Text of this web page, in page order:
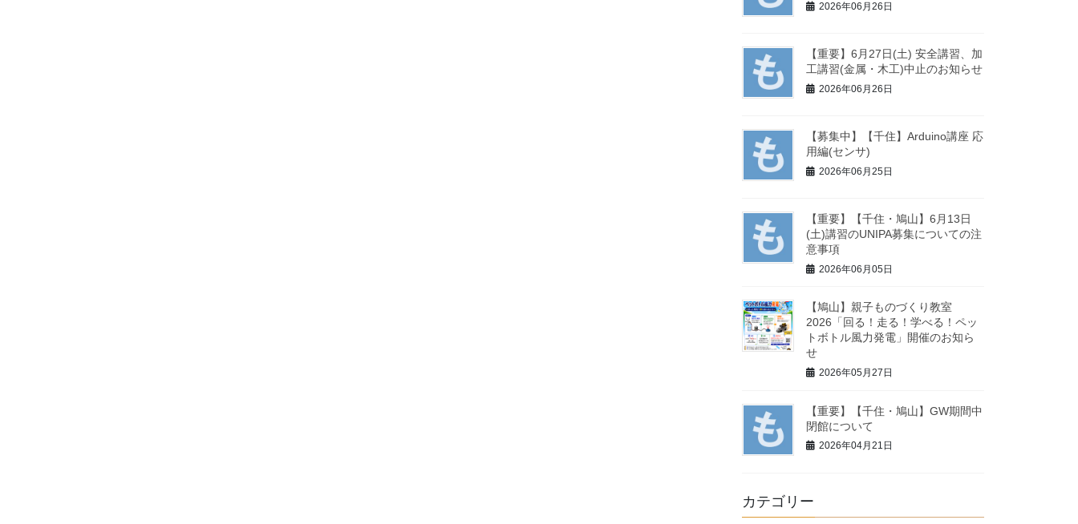
2026年06月26日
【重要】6月27日(土) 安全講習、加
工講習(金属・木工)中止のお知らせ
2026年06月26日
【募集中】【千住】Arduino講座 応
用編(センサ)
2026年06月25日
【重要】【千住・鳩山】6月13日
(土)講習のUNIPA募集についての注
意事項
2026年06月05日
【鳩山】親子ものづくり教室
2026「回る！走る！学べる！ペッ
トボトル風力発電」開催のお知ら
せ
2026年05月27日
【重要】【千住・鳩山】GW期間中
閉館について
2026年04月21日
カテゴリー